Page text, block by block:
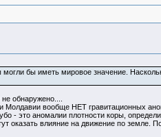
бы иметь мировое значение.
обнаружено....
Молдавии вообще НЕТ гравитационных
- это аномалии плотности коры,
оказать влияние на движение по земле.